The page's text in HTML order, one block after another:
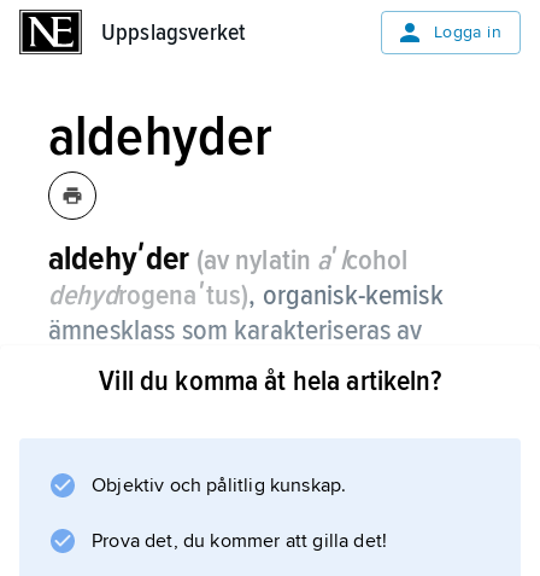
Uppslagsverket Logga in
aldehyder
aldehyʹder (av nylatin aʹlcohol
dehydrogenaʹtus), organisk-kemisk
ämnesklass som karakteriseras av
aldehydgruppen, –CHO, vilken är direkt
bunden till en annan kolatom eller till en
Aldehydgruppen ger aldehyderna deras
kemiska egenskaper, som består i
additionsreaktioner till karbonylgruppen (C=O),
Vill du komma åt hela artikeln?
Objektiv och pålitlig kunskap.
Prova det, du kommer att gilla det!